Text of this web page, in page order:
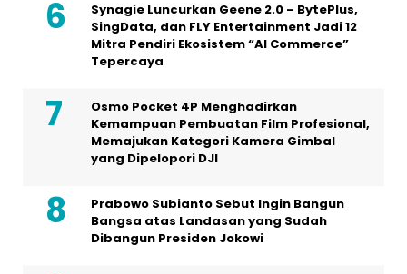
Synagie Luncurkan Geene 2.0 – BytePlus,
SingData, dan FLY Entertainment Jadi 12
Mitra Pendiri Ekosistem “AI Commerce”
Tepercaya
Osmo Pocket 4P Menghadirkan
Kemampuan Pembuatan Film Profesional,
Memajukan Kategori Kamera Gimbal
yang Dipelopori DJI
Prabowo Subianto Sebut Ingin Bangun
Bangsa atas Landasan yang Sudah
Dibangun Presiden Jokowi